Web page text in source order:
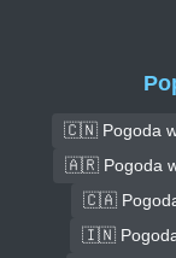
🇨🇳 Pogoda
🇦🇷 Pogoda
🇨🇦
🇮🇳